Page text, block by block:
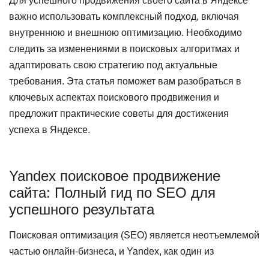
важно использовать комплексный подход, включая
внутреннюю и внешнюю оптимизацию. Необходимо
следить за изменениями в поисковых алгоритмах и
адаптировать свою стратегию под актуальные
требования. Эта статья поможет вам разобраться в
ключевых аспектах поискового продвижения и
предложит практические советы для достижения
успеха в Яндексе.
Yandex поисковое продвижение
сайта: Полный гид по SEO для
успешного результата
Поисковая оптимизация (SEO) является неотъемлемой
частью онлайн-бизнеса, и Yandex, как один из